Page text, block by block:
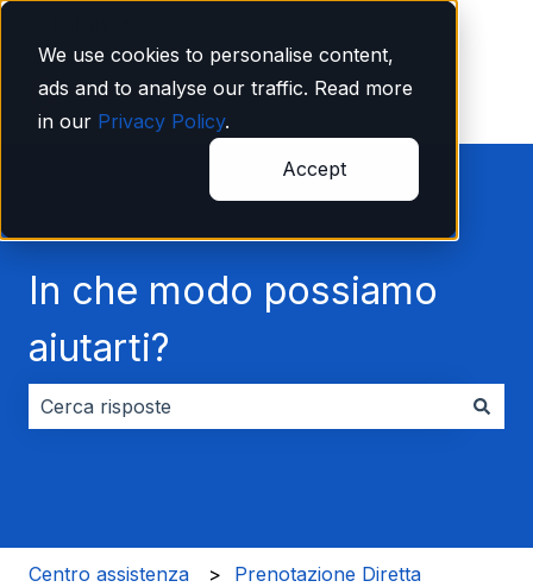
We use cookies to personalise content,
ads and to analyse our traffic. Read more
in our Privacy Policy.
Accept
In che modo possiamo
aiutarti?
Centro assistenza Prenotazione Diretta